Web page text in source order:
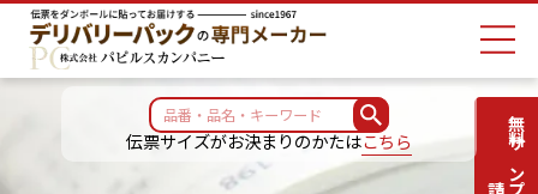
伝票サイズがお決まりのかたはこちら 無料サンプル